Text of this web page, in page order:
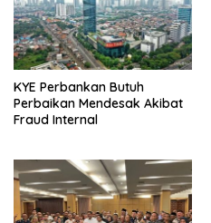
KYE Perbankan Butuh
Perbaikan Mendesak Akibat
Fraud Internal